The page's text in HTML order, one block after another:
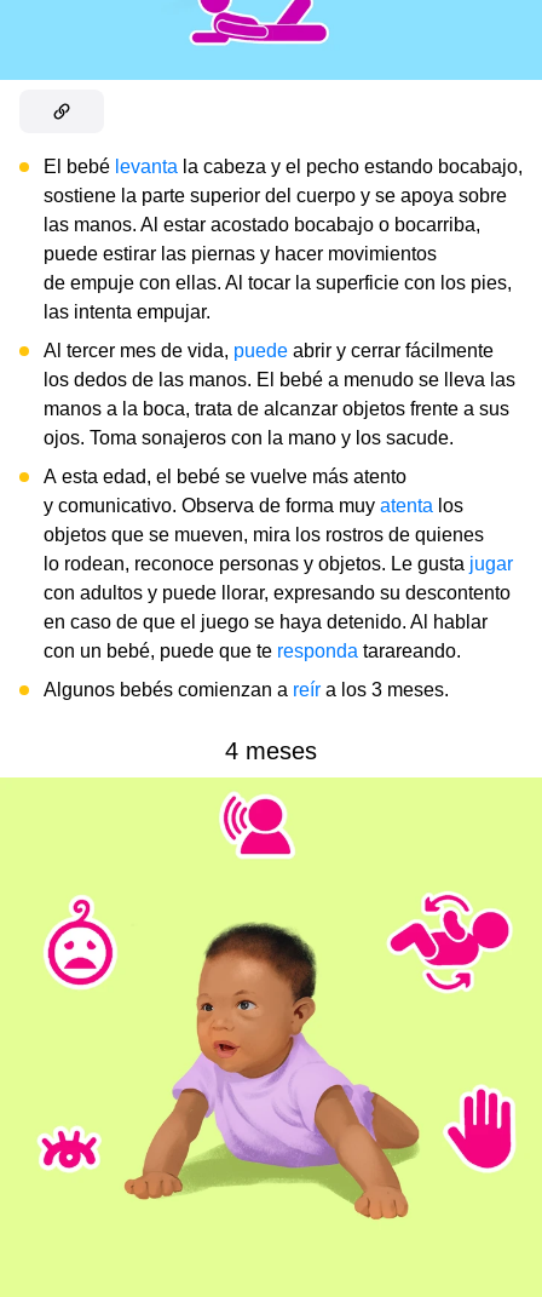
El bebé levanta la cabeza y el pecho estando bocabajo,
sostiene la parte superior del cuerpo y se apoya sobre
las manos. Al estar acostado bocabajo o bocarriba,
puede estirar las piernas y hacer movimientos
de empuje con ellas. Al tocar la superficie con los pies,
las intenta empujar.
Al tercer mes de vida, puede abrir y cerrar fácilmente
los dedos de las manos. El bebé a menudo se lleva las
manos a la boca, trata de alcanzar objetos frente a sus
ojos. Toma sonajeros con la mano y los sacude.
A esta edad, el bebé se vuelve más atento
y comunicativo. Observa de forma muy atenta los
objetos que se mueven, mira los rostros de quienes
lo rodean, reconoce personas y objetos. Le gusta jugar
con adultos y puede llorar, expresando su descontento
en caso de que el juego se haya detenido. Al hablar
con un bebé, puede que te responda tarareando.
Algunos bebés comienzan a reír a los 3 meses.
4 meses